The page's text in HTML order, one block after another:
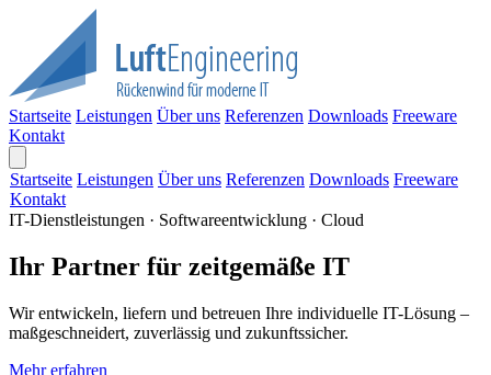
Startseite Leistungen Über uns Referenzen Downloads Freeware
Kontakt
Startseite Leistungen Über uns Referenzen Downloads Freeware
Kontakt
IT-Dienstleistungen · Softwareentwicklung · Cloud
Ihr Partner für zeitgemäße IT
Wir entwickeln, liefern und betreuen Ihre individuelle IT-Lösung –
maßgeschneidert, zuverlässig und zukunftssicher.
Mehr erfahren